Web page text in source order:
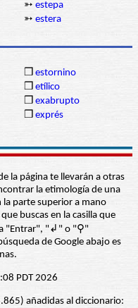
➳ estepa
➳ estera
❒ estornino
❒ etílico
❒ exabrupto
❒ exprés
la página te llevarán a otras
la etimología de una
parte superior a mano
buscas en la casilla que
"Entrar", "↲" o "⚲"
de Google abajo es
PDT 2026
añadidas al diccionario: